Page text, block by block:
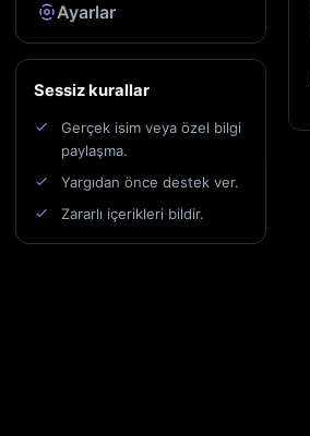
Ayarlar
Sessiz kurallar
Gerçek isim veya özel bilgi
paylaşma.
Yargıdan önce destek ver.
Zararlı içerikleri bildir.